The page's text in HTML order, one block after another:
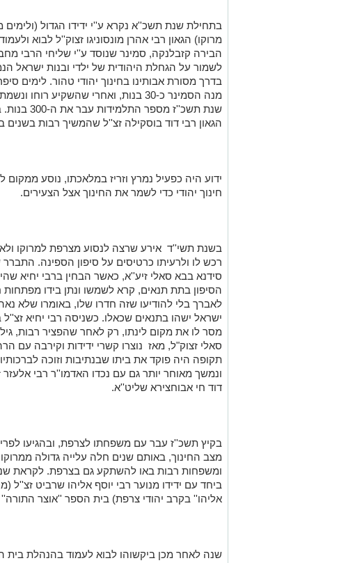
בתחילת שנת תשכ''א נקרא ע''י ידידו הגדול
מרוקו) הגאון רבי אהרן מונסוניגו זצוק''ל לבוא
הבירה קזבלנקה, סמינר שנוסד ע''י שליחי הרבי
לשמור על הגחלת היהודית של ילדי ובנות ישראל
בדרך מסורת אבותינו בחינוך יהודי טהור. לימים
מנה הסמינר כ-30 בנות, ואחרי שהשקיע
שנת תשכ''ז
הגאון רבי דוד בוסקילה זצ''ל שהמשיך רבות
ידוע היה כפעיל נמרץ וזריז במלאכתו, נוסע ממקום
חינוך יהודי כדי לשמר את החינוך אצל הצעירים.
בשנת תשי''ד אירע שרצה לנסוע מצרפת למרוקו
רכש לו ולרעיתו כרטיסים על סיפון הספינה.
סידנא בבא סאלי זיע''א, כאשר הבחין ברבי יחיא
הסיפון בתת תנאים, קרא לשמשו ונתן בידו מפתחות
לאברך בלי להודיעו שזה חדרו שלו, באומרו שלא
ישראל ישהו בתנאים שכאלו. כשניסה רבי יחיא זצ''ל
מסר לו את מקום לינתו, רק לאחר שהפציר רבות,
סאלי זצוק"ל, מאז נוצרו קשרי ידידות וקירבה עם
תקופה היה פוקד את ביתו שבנתיבות וזוכה
ונמשך מאוחר יותר גם עם נכדו האדמו''ר רבי אלעזר
דוד חי אבוחצירא שליט''א.
בקיץ תשכ''ז עבר עם משפחתו לצרפת, ובהגיעו
מצב החינוך, באותם שנים חלה עלייה גדולה
ומשפחות רבות באו להשתקע גם בצרפת. לקראת
ביחד עם ידידו מנוער רבי יוסף אליהו שרביט
אליהו'' בקרב יהודי צרפת) בית הספר ''אוצר התורה'' בעיר
שנה לאחר מכן ביקשוהו לבוא לעמוד בהנהלת בית